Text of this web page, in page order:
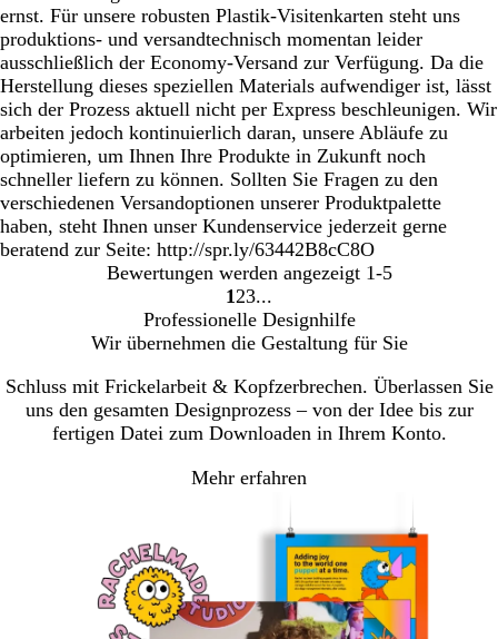
ernst. Für unsere robusten Plastik-Visitenkarten steht uns
produktions- und versandtechnisch momentan leider
ausschließlich der Economy-Versand zur Verfügung. Da die
Herstellung dieses speziellen Materials aufwendiger ist, lässt
sich der Prozess aktuell nicht per Express beschleunigen. Wir
arbeiten jedoch kontinuierlich daran, unsere Abläufe zu
optimieren, um Ihnen Ihre Produkte in Zukunft noch
schneller liefern zu können. Sollten Sie Fragen zu den
verschiedenen Versandoptionen unserer Produktpalette
haben, steht Ihnen unser Kundenservice jederzeit gerne
beratend zur Seite: http://spr.ly/63442B8cC8O
Bewertungen werden angezeigt 1-5
Gehe
zu
Seite
1 Gehe
zu
Seite
2 Gehe
zu
Seite
3
Professionelle Designhilfe
Wir übernehmen die Gestaltung für Sie
Schluss mit Frickelarbeit & Kopfzerbrechen. Überlassen Sie
uns den gesamten Designprozess – von der Idee bis zur
fertigen Datei zum Downloaden in Ihrem Konto.
Mehr erfahren